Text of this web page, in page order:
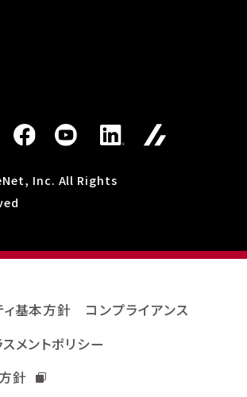
Inc. All Rights
ィ基本方針
コンプライアンス
メントポリシー
針